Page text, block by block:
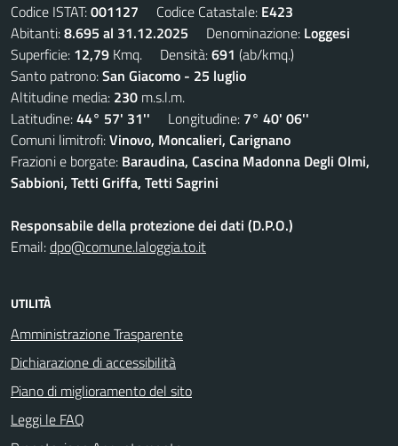
Codice ISTAT:001127 Codice Catastale: E423
Abitanti:8.695 al 31.12.2025 Denominazione: Loggesi
Superficie: 12,79 Kmq. Densità:691 (ab/kmq.)
Santo patrono:San Giacomo - 25 luglio
Altitudine media: 230 m.s.l.m.
Latitudine:44° 57' 31'' Longitudine: 7° 40' 06''
Comuni limitrofi:Vinovo, Moncalieri, Carignano
Frazioni e borgate: Baraudina, Cascina Madonna Degli Olmi,
Sabbioni, Tetti Griffa, Tetti Sagrini
Responsabile della protezione dei dati (D.P.O.)
Email:dpo@comune.laloggia.to.it
UTILITÀ
Amministrazione Trasparente
Dichiarazione di accessibilità
Piano di miglioramento del sito
Leggi le FAQ